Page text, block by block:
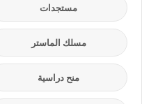
مستجدات
مسلك الماستر
منح دراسية